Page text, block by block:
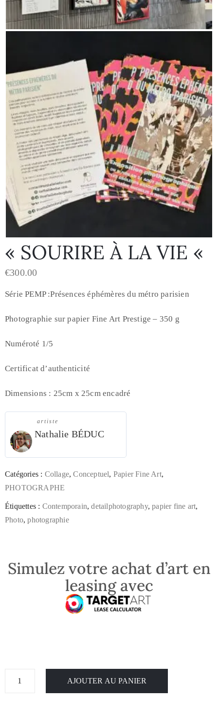
« SOURIRE À LA VIE «
€300.00
Série PEMP :Présences éphémères du métro parisien
Photographie sur papier Fine Art Prestige – 350 g
Numéroté 1/5
Certificat d’authenticité
Dimensions : 25cm x 25cm encadré
artiste
Nathalie BÉDUC
Catégories : Collage,Conceptuel, Papier Fine Art,
PHOTOGRAPHE
Étiquettes : Contemporain,detailphotography,papier fine art,
Photo,photographie
Simulez votre achat d’art en
leasing avec
AJOUTER AU PANIER